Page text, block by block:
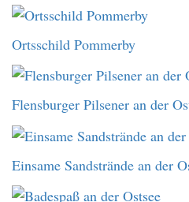
Ortsschild Pommerby
Flensburger Pilsener an der
Einsame Sandstrände an der